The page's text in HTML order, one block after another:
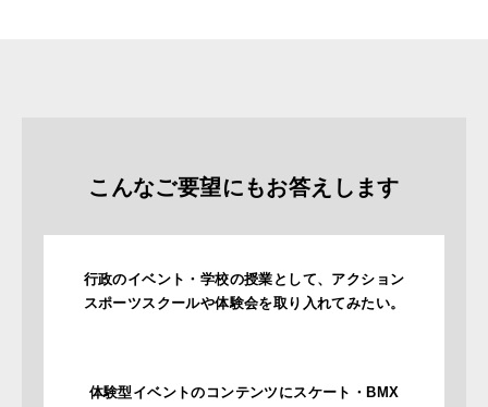
こんなご要望にもお答えします
行政のイベント・学校の授業として、アクション
スポーツスクールや体験会を取り入れてみたい。
体験型イベントのコンテンツにスケート・BMX